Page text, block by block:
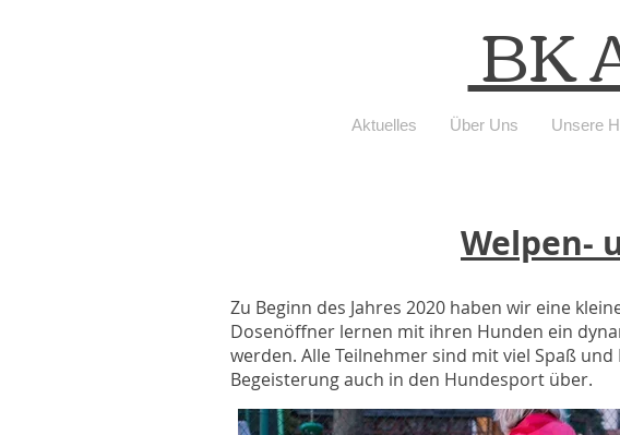
BK
Aktuelles Über Uns Unsere
Welpen-
Zu Beginn des Jahres 2020 haben wir eine
Dosenöffner lernen mit ihren Hunden ein
werden. Alle Teilnehmer sind mit viel Spaß
Begeisterung auch in den Hundesport über.